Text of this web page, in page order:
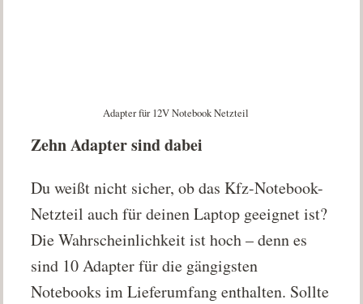
Adapter für 12V Notebook Netzteil
Zehn Adapter sind dabei
Du weißt nicht sicher, ob das Kfz-Notebook-
Netzteil auch für deinen Laptop geeignet ist?
Die Wahrscheinlichkeit ist hoch – denn es
sind 10 Adapter für die gängigsten
Notebooks im Lieferumfang enthalten. Sollte